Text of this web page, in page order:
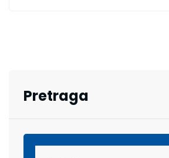
Pretraga